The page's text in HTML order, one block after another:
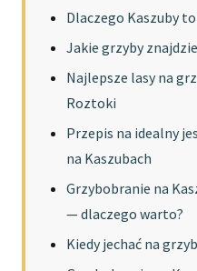
Dlaczego Kaszuby
Jakie grzyby
Najlepsze lasy na
Roztoki
Przepis na idealny
na Kaszubach
Grzybobranie na
— dlaczego warto?
Kiedy jechać na